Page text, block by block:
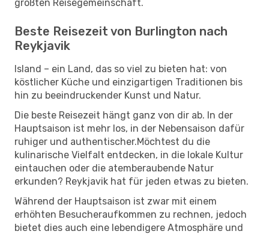
größten Reisegemeinschaft.
Beste Reisezeit von Burlington nach
Reykjavik
Island – ein Land, das so viel zu bieten hat: von
köstlicher Küche und einzigartigen Traditionen bis
hin zu beeindruckender Kunst und Natur.
Die beste Reisezeit hängt ganz von dir ab. In der
Hauptsaison ist mehr los, in der Nebensaison dafür
ruhiger und authentischer.Möchtest du die
kulinarische Vielfalt entdecken, in die lokale Kultur
eintauchen oder die atemberaubende Natur
erkunden? Reykjavik hat für jeden etwas zu bieten.
Während der Hauptsaison ist zwar mit einem
erhöhten Besucheraufkommen zu rechnen, jedoch
bietet dies auch eine lebendigere Atmosphäre und